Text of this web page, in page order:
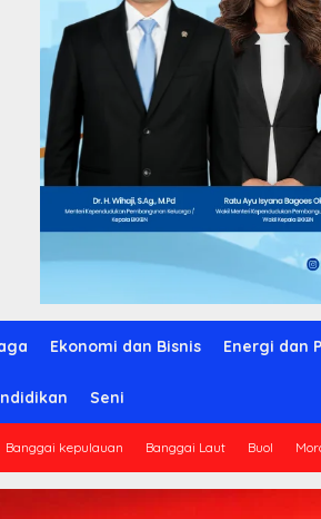
Ekonomi dan Bisnis Energi dan
Seni
Banggai kepulauan Banggai Laut Buol